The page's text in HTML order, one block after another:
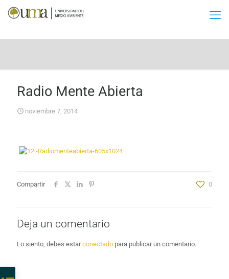
Radio Mente Abierta
noviembre 7, 2014
Compartir 0
Deja un comentario
Lo siento, debes estarconectado para publicar un comentario.